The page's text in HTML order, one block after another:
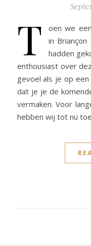
T
oen we
in
hadden
enthousiast over
gevoel als je op
dat je je de
vermaken. Voor
hebben wij tot nu